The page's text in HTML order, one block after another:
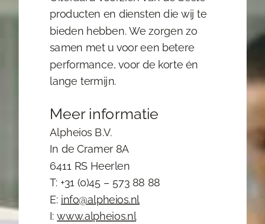
producten en diensten die wij te
bieden hebben. We zorgen zo
samen met u voor een betere
performance, voor de korte én
lange termijn.
Meer informatie
Alpheios B.V.
In de Cramer 8A
6411 RS Heerlen
T: +31 (0)45 – 573 88 88
E: info@alpheios.nl
I:www.alpheios.nl